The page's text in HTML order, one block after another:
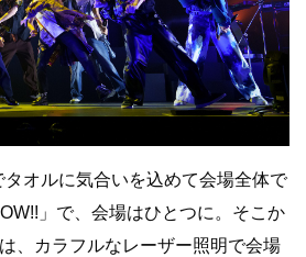
タオルに気合いを込めて会場全体で
」で、会場はひとつに。そこか
、カラフルなレーザー照明で会場